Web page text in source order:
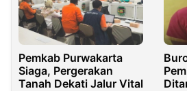
Pemkab Purwakarta
Siaga, Pergerakan
Tanah Dekati Jalur Vital